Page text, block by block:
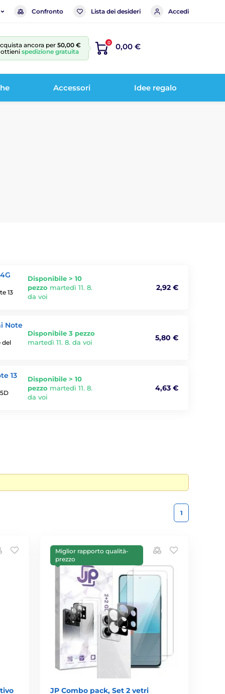
Confronto Lista dei desideri Accedi
ancora per 50,00 €
ottieni spedizione gratuita
0 0,00 €
Accessori Idee regalo
13
Disponibile > 10
pezzo martedì 11. 8.
da voi
2,92 €
Note
del
Disponibile 3 pezzo
martedì 11. 8. da voi
5,80 €
13
Disponibile > 10
pezzo martedì 11. 8.
da voi
4,63 €
1
Miglior rapporto qualità-
prezzo
JP Combo pack, Set 2 vetri